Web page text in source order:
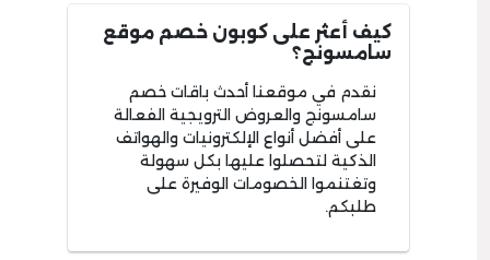
كيف أعثر على كوبون خصم موقع
سامسونج؟
نقدم في موقعنا أحدث باقات خصم
سامسونج والعروض الترويجية الفعالة
على أفضل أنواع الإلكترونيات والهواتف
الذكية لتحصلوا عليها بكل سهولة
وتغتنموا الخصومات الوفيرة على
طلبكم.